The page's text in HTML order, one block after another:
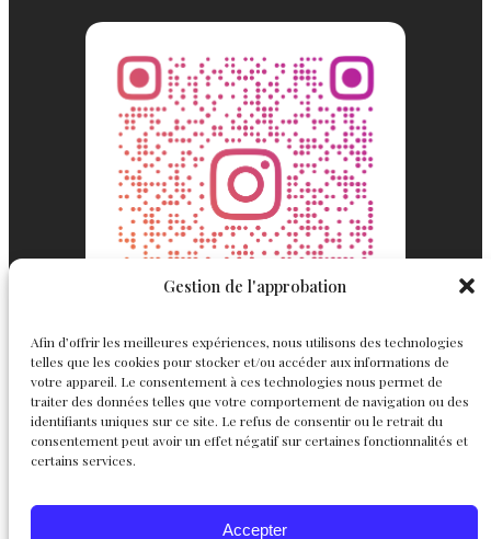
Gestion de l'approbation
Afin d’offrir les meilleures expériences, nous utilisons des technologies
telles que les cookies pour stocker et/ou accéder aux informations de
votre appareil. Le consentement à ces technologies nous permet de
traiter des données telles que votre comportement de navigation ou des
identifiants uniques sur ce site. Le refus de consentir ou le retrait du
consentement peut avoir un effet négatif sur certaines fonctionnalités et
certains services.
Accepter
Englemond